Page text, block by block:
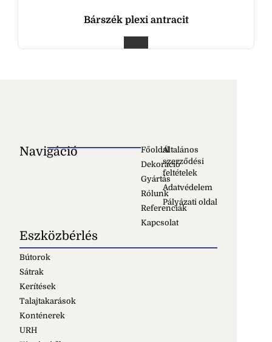
Bárszék plexi antracit
Navigáció
Főoldal
Dekoráció
Gyártás
Rólunk
Referenciák
Kapcsolat
Általános
szerződési
feltételek
Adatvédelem
Pályázati oldal
Eszközbérlés
Bútorok
Sátrak
Kerítések
Talajtakarások
Konténerek
URH